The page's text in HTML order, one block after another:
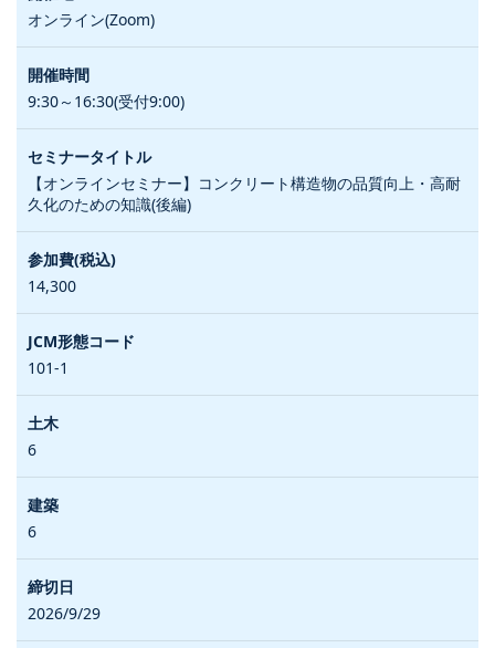
オンライン(Zoom)
9:30～16:30(受付9:00)
【オンラインセミナー】コンクリート構造物の品質向上・高耐
久化のための知識(後編)
14,300
101-1
6
6
2026/9/29